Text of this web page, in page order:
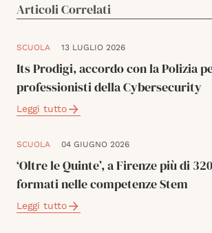
Articoli Correlati
SCUOLA 13 LUGLIO 2026
Its Prodigi, accordo con la Polizia
professionisti della Cybersecurity
Leggi tutto
SCUOLA 04 GIUGNO 2026
‘Oltre le Quinte’, a Firenze più di
formati nelle competenze Stem
Leggi tutto